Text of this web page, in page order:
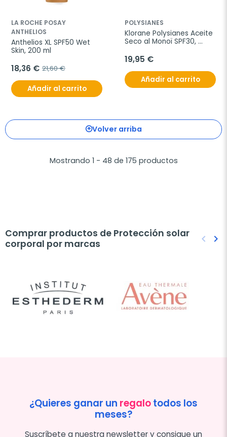
LA ROCHE POSAY
ANTHELIOS
Anthelios XL SPF50 Wet
Skin, 200 ml
18,36 € 21,60 €
Añadir al carrito
POLYSIANES
Klorane Polysianes Aceite
Seco al Monoï SPF30,
19,95 €
Añadir al carrito
Volver arriba
Mostrando 1 - 48 de 175 productos
Comprar productos de Protección solar
corporal por marcas
keyboard_arrow_left keyboard_arrow_right
¿Quieres ganar un regalotodos los
meses?
Suscríbete a nuestra newsletter y consigue un